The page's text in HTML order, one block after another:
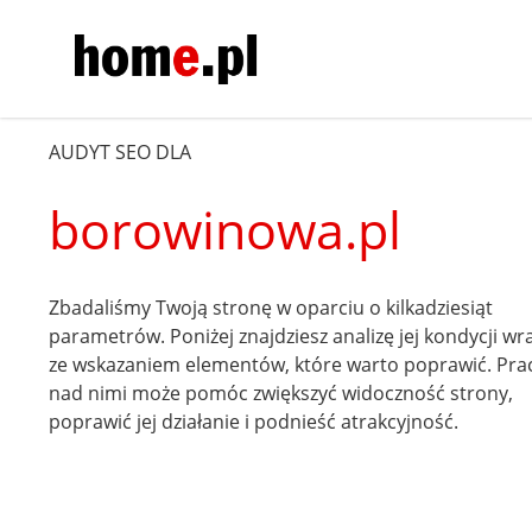
AUDYT SEO DLA
borowinowa.pl
Zbadaliśmy Twoją stronę w oparciu o kilkadziesiąt
parametrów. Poniżej znajdziesz analizę jej kondycji
ze wskazaniem elementów, które warto poprawić.
nad nimi może pomóc zwiększyć widoczność strony,
poprawić jej działanie i podnieść atrakcyjność.